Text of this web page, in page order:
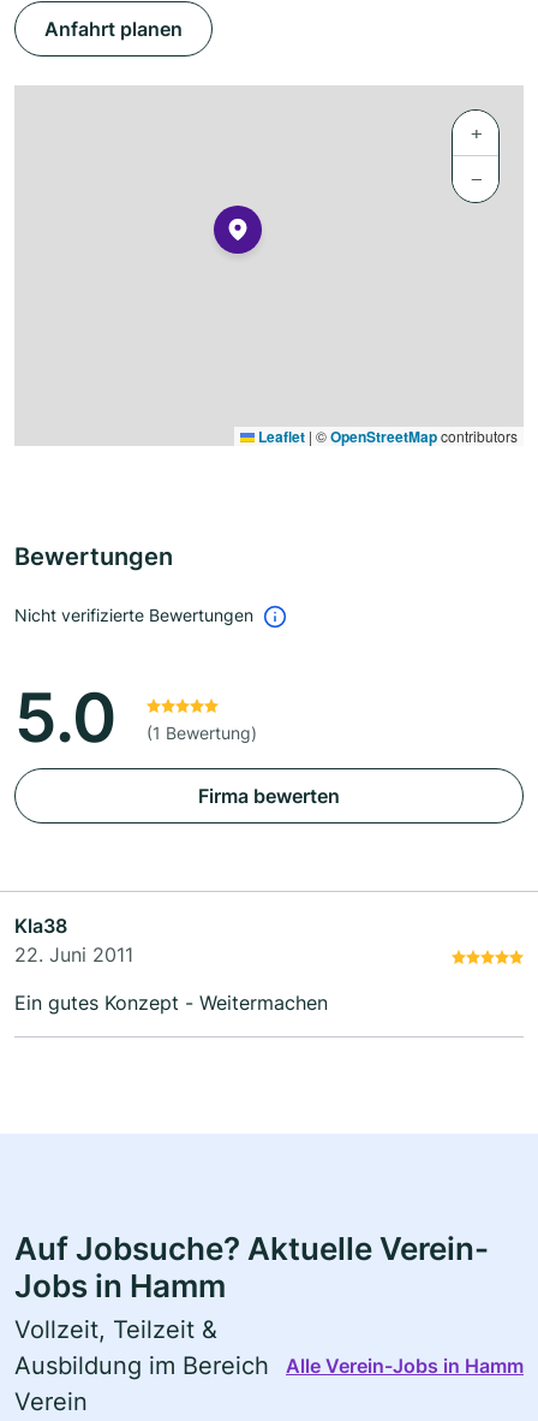
Anfahrt planen
+
−
Leaflet | ©OpenStreetMapcontributors
Bewertungen
Nicht verifizierte Bewertungen
5.0 (1 Bewertung)
Firma bewerten
Kla38
22. Juni 2011
Ein gutes Konzept - Weitermachen
Auf Jobsuche? Aktuelle Verein-
Jobs in Hamm
Vollzeit, Teilzeit &
Ausbildung im Bereich
Verein
Alle Verein-Jobs in Hamm